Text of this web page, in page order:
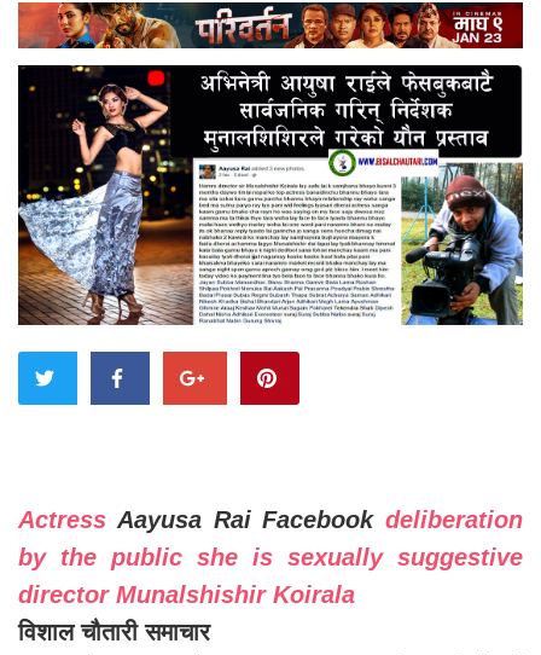
Actress Aayusa Rai Facebookdeliberation
by the public she is sexually suggestive
director Munalshishir Koirala
विशाल चौतारी समाचार